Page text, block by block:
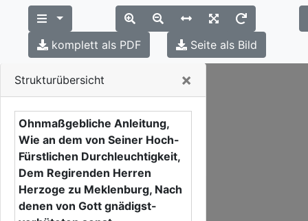
Strukturübersicht ×
Ohnmaßgebliche Anleitung,
Wie an dem von Seiner Hoch-
Fürstlichen Durchleuchtigkeit,
Dem Regirenden Herren
Herzoge zu Meklenburg, Nach
denen von Gott gnädigst-
komplett als PDF Seite als Bild